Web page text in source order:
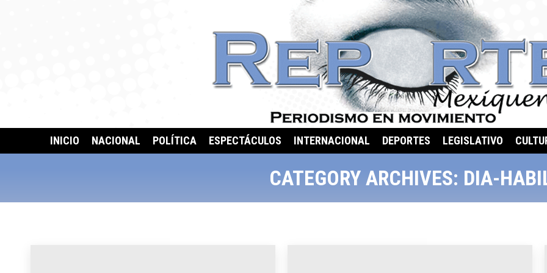
INICIO NACIONAL POLÍTICA ESPECTÁCULOS INTERNACIONAL DEPORTES LEGISLATIVO
CATEGORY ARCHIVES: DIA-